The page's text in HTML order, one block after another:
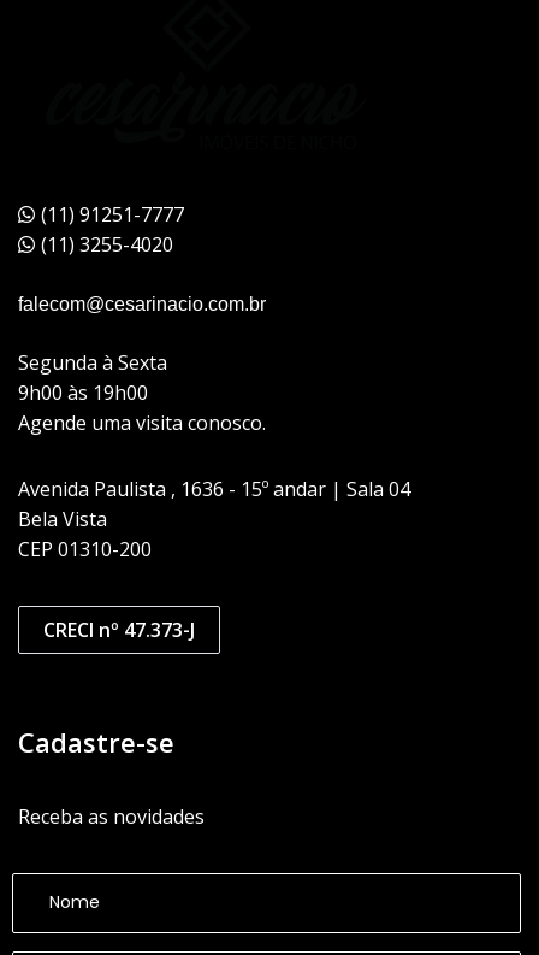
(11) 91251-7777
(11) 3255-4020
falecom@cesarinacio.com.br
Segunda à Sexta
9h00 às 19h00
Agende uma visita conosco.
Avenida Paulista , 1636 - 15º andar | Sala 04
Bela Vista
CEP 01310-200
CRECI nº 47.373-J
Cadastre-se
Receba as novidades